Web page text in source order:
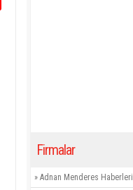
Firmalar
» Adnan Menderes Haberleri